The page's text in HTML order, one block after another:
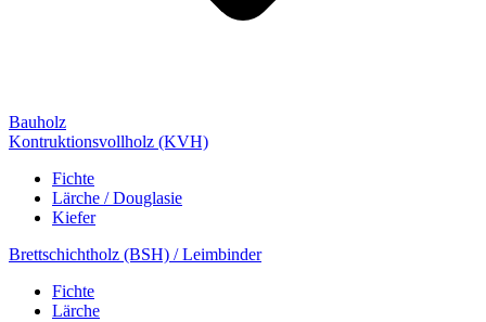
Bauholz
Kontruktionsvollholz (KVH)
Fichte
Lärche / Douglasie
Kiefer
Brettschichtholz (BSH) / Leimbinder
Fichte
Lärche